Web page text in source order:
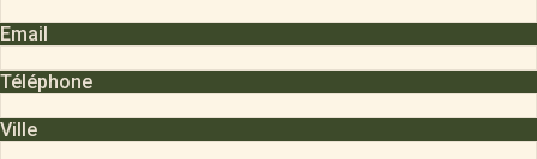
Email
Téléphone
Ville